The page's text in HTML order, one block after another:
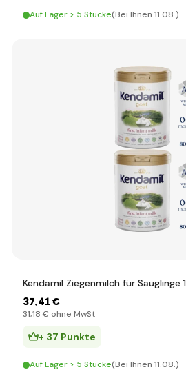
Auf Lager > 5 Stücke(Bei Ihnen 11.08.)
Kendamil Ziegenmilch für Säuglinge
37,41 €
31,18 € ohne MwSt
+ 37 Punkte
Auf Lager > 5 Stücke(Bei Ihnen 11.08.)